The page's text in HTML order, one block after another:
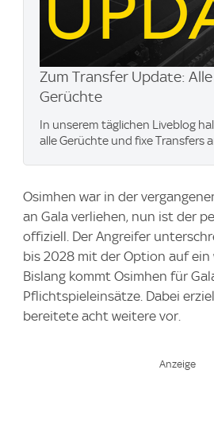
Zum Transfer Update:
Gerüchte
In unserem täglichen Liveblog
alle Gerüchte und fixe Transfers
Osimhen war in der
an Gala verliehen, nun ist der
offiziell. Der Angreifer
bis 2028 mit der Option auf ein
Bislang kommt Osimhen für
Pflichtspieleinsätze. Dabei
bereitete acht weitere vor.